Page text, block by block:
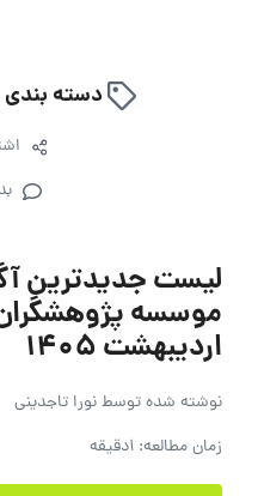
دسته
لیست جدیدترین
اردیبهشت 1405
نوشته شده توسطنورا تاجدینی
زمان مطالعه: 1دقیقه